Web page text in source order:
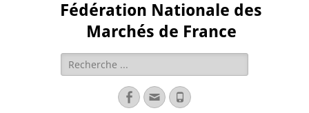
Fédération Nationale des
Marchés de France